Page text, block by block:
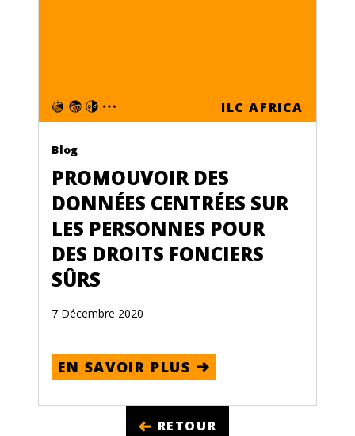
ILC AFRICA
Blog
PROMOUVOIR DES
DONNÉES CENTRÉES SUR
LES PERSONNES POUR
DES DROITS FONCIERS
SÛRS
7 Décembre 2020
EN SAVOIR PLUS
RETOUR